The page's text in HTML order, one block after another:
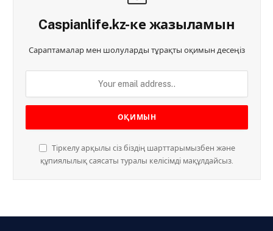
Caspianlife.kz-ке жазыламын
Сараптамалар мен шолуларды тұрақты оқимын десеңіз
Тіркелу арқылы сіз біздің шарттарымызбен және
құпиялылық саясаты туралы келісімді мақұлдайсыз.